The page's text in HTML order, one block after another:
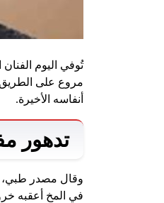
مروع على
أنفاسه الأخيرة.
تدهور
وقال مصدر طبي،
في المخ أعقبه